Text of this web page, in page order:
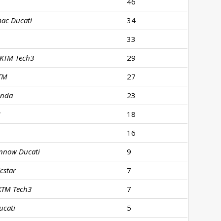
Ducati
34
33
Tech3
29
27
23
18
16
Ducati
9
7
Tech3
7
5